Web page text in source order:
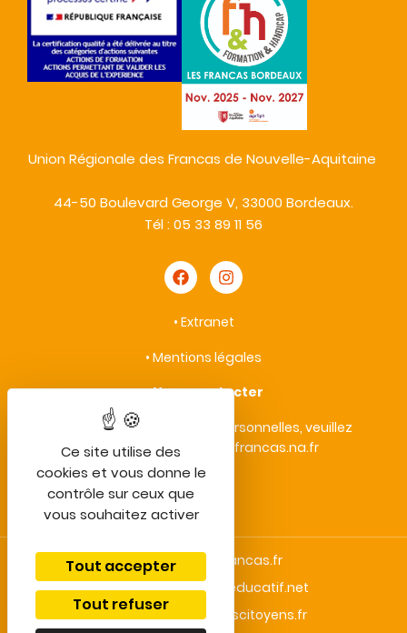
Ce site utilise des
cookies et vous donne le
contrôle sur ceux que
vous souhaitez activer
Tout accepter
Tout refuser
Union Régionale des Francas de Nouvelle-Aquitaine
44-50 Boulevard George V, 33000 Bordeaux.
Tél : 05 33 89 11 56
• Extranet
• Mentions légales
•Nous contacter
• Protection des données personnelles, veuillez
contacter : vieprivee@francas.na.fr
bafa-lesfrancas.fr
centredeloisirseducatif.net
enfantsacteurscitoyens.fr